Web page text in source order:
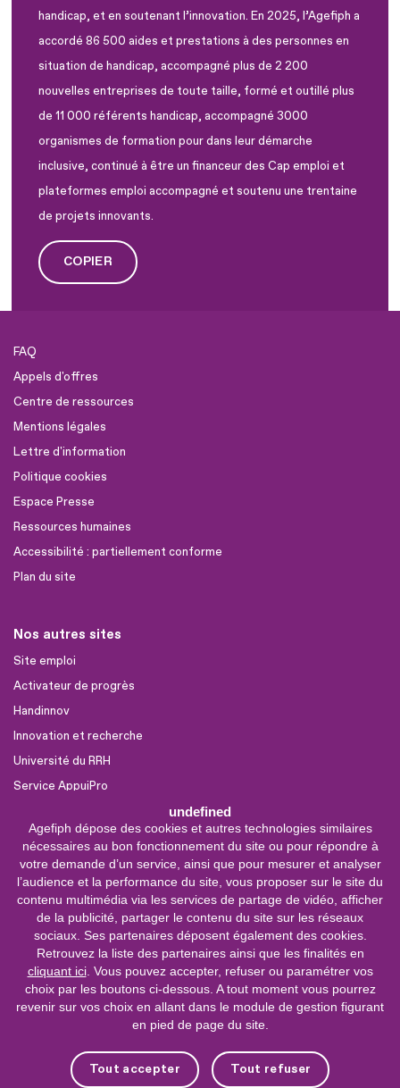
undefined
Agefiph dépose des cookies et autres technologies similaires
nécessaires au bon fonctionnement du site ou pour répondre à
votre demande d’un service, ainsi que pour mesurer et analyser
l’audience et la performance du site, vous proposer sur le site du
contenu multimédia via les services de partage de vidéo, afficher
de la publicité, partager le contenu du site sur les réseaux
sociaux. Ses partenaires déposent également des cookies.
Retrouvez la liste des partenaires ainsi que les finalités en
cliquant ici. Vous pouvez accepter, refuser ou paramétrer vos
choix par les boutons ci-dessous. A tout moment vous pourrez
revenir sur vos choix en allant dans le module de gestion figurant
en pied de page du site.
Tout accepter Tout refuser
handicap, et en soutenant l’innovation. En 2025, l’Agefiph a
accordé 86 500 aides et prestations à des personnes en
situation de handicap, accompagné plus de 2 200
nouvelles entreprises de toute taille, formé et outillé plus
de 11 000 référents handicap, accompagné 3000
organismes de formation pour dans leur démarche
inclusive, continué à être un financeur des Cap emploi et
plateformes emploi accompagné et soutenu une trentaine
de projets innovants.
COPIER
FAQ
Appels d'offres
Centre de ressources
Mentions légales
Lettre d'information
Politique cookies
Espace Presse
Ressources humaines
Accessibilité : partiellement conforme
Plan du site
Nos autres sites
Site emploi
Activateur de progrès
Handinnov
Innovation et recherche
Université du RRH
Service AppuiPro
Nous suivre
Youtube
Linkedin
Facebook
0 800 11 10 09
Service &
appel gratuits
Nous contacter
Plateforme de mise en contact LSF